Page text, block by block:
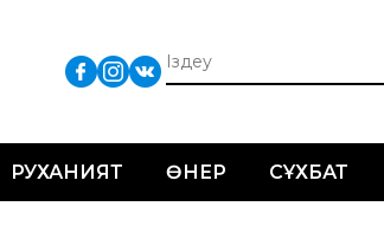
РУХАНИЯТ ӨНЕР СҰХБАТ